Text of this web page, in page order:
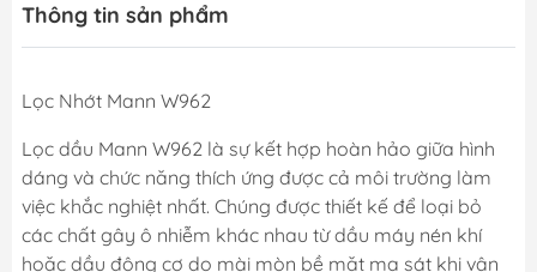
Thông tin sản phẩm
Lọc Nhớt Mann W962
Lọc dầu Mann W962 là sự kết hợp hoàn hảo giữa hình
dáng và chức năng thích ứng được cả môi trường làm
việc khắc nghiệt nhất. Chúng được thiết kế để loại bỏ
các chất gây ô nhiễm khác nhau từ dầu máy nén khí
hoặc dầu động cơ do mài mòn bề mặt ma sát khi vận